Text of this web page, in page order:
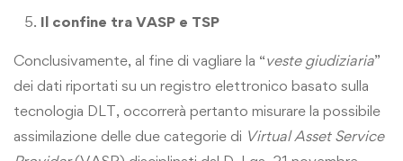
Il confine tra VASP e TSP
Conclusivamente, al fine di vagliare la “veste giudiziaria”
dei dati riportati su un registro elettronico basato sulla
tecnologia DLT, occorrerà pertanto misurare la possibile
assimilazione delle due categorie di Virtual Asset Service